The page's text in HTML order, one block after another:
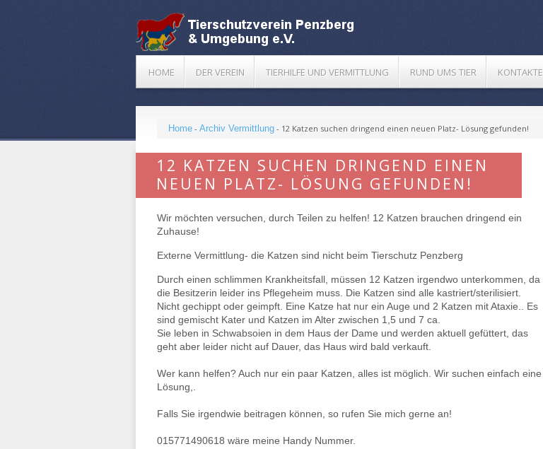
HOME DER VEREIN TIERHILFE UND VERMITTLUNG RUND UMS TIER KONTAKTE
Home - Archiv Vermittlung - 12 Katzen suchen dringend einen neuen Platz- Lösung gefunden!
12 KATZEN SUCHEN DRINGEND EINEN
NEUEN PLATZ- LÖSUNG GEFUNDEN!
Wir möchten versuchen, durch Teilen zu helfen! 12 Katzen brauchen dringend ein
Zuhause!
Externe Vermittlung- die Katzen sind nicht beim Tierschutz Penzberg
Durch einen schlimmen Krankheitsfall, müssen 12 Katzen irgendwo unterkommen, da
die Besitzerin leider ins Pflegeheim muss. Die Katzen sind alle kastriert/sterilisiert.
Nicht gechippt oder geimpft. Eine Katze hat nur ein Auge und 2 Katzen mit Ataxie.. Es
sind gemischt Kater und Katzen im Alter zwischen 1,5 und 7 ca.
Sie leben in Schwabsoien in dem Haus der Dame und werden aktuell gefüttert, das
geht aber leider nicht auf Dauer, das Haus wird bald verkauft.
Wer kann helfen? Auch nur ein paar Katzen, alles ist möglich. Wir suchen einfach eine
Lösung,.
Falls Sie irgendwie beitragen können, so rufen Sie mich gerne an!
015771490618 wäre meine Handy Nummer.